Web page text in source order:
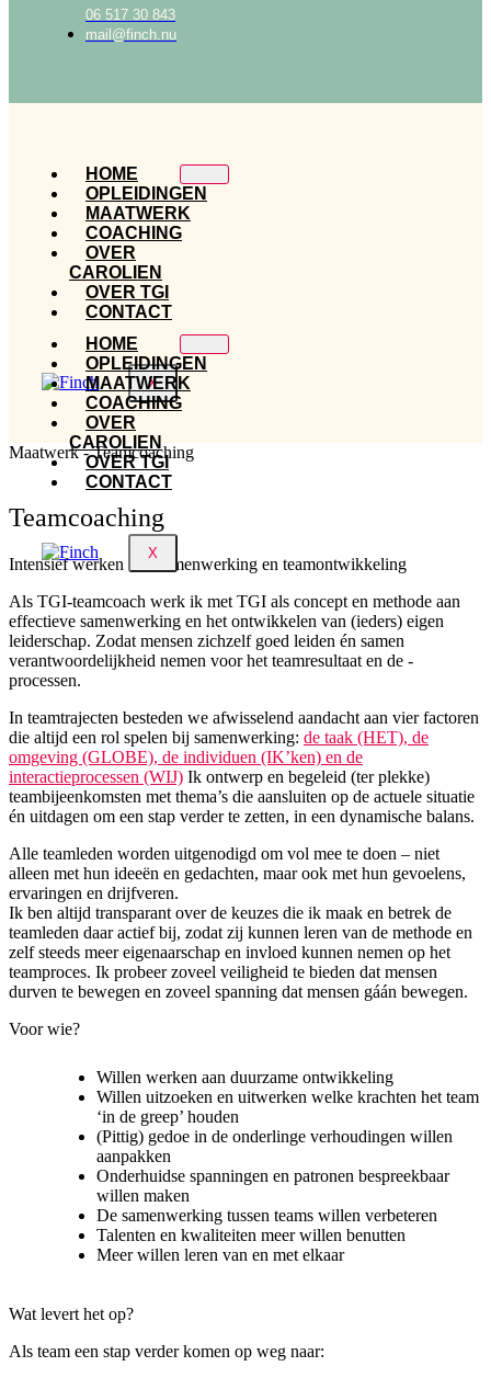
06 517 30 843
mail@finch.nu
HOME
OPLEIDINGEN
MAATWERK
COACHING
OVER
CAROLIEN
OVER TGI
CONTACT
X
HOME
OPLEIDINGEN
MAATWERK
COACHING
OVER
CAROLIEN
OVER TGI
CONTACT
X
Maatwerk - Teamcoaching
Teamcoaching
Intensief werken aan samenwerking en teamontwikkeling
Als TGI-teamcoach werk ik met TGI als concept en methode aan
effectieve samenwerking en het ontwikkelen van (ieders) eigen
leiderschap. Zodat mensen zichzelf goed leiden én samen
verantwoordelijkheid nemen voor het teamresultaat en de -
processen.
In teamtrajecten besteden we afwisselend aandacht aan vier factoren
die altijd een rol spelen bij samenwerking: de taak (HET), de
omgeving (GLOBE), de individuen (IK’ken) en de
interactieprocessen (WIJ) Ik ontwerp en begeleid (ter plekke)
teambijeenkomsten met thema’s die aansluiten op de actuele situatie
én uitdagen om een stap verder te zetten, in een dynamische balans.
Alle teamleden worden uitgenodigd om vol mee te doen – niet
alleen met hun ideeën en gedachten, maar ook met hun gevoelens,
ervaringen en drijfveren.
Ik ben altijd transparant over de keuzes die ik maak en betrek de
teamleden daar actief bij, zodat zij kunnen leren van de methode en
zelf steeds meer eigenaarschap en invloed kunnen nemen op het
teamproces. Ik probeer zoveel veiligheid te bieden dat mensen
durven te bewegen en zoveel spanning dat mensen gáán bewegen.
Voor wie?
Willen werken aan duurzame ontwikkeling
Willen uitzoeken en uitwerken welke krachten het team
‘in de greep’ houden
(Pittig) gedoe in de onderlinge verhoudingen willen
aanpakken
Onderhuidse spanningen en patronen bespreekbaar
willen maken
De samenwerking tussen teams willen verbeteren
Talenten en kwaliteiten meer willen benutten
Meer willen leren van en met elkaar
Wat levert het op?
Als team een stap verder komen op weg naar: